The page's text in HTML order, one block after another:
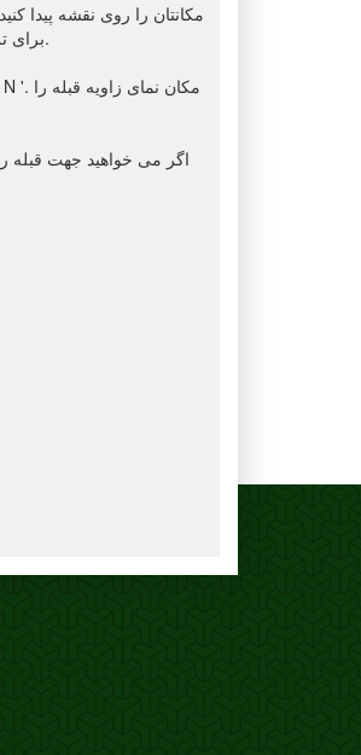
مکانتان را روی نقشه پیدا
استفاده کنید. برای دریافت تصویر ماهواره ای از محل شما, لطفا انتخاب کنید ' Sat ' از اینجا. شما می توانید از گزینه 'OSM' برای ترجیحات نقشه های مختلف استفاده کنید.
اگر می خواهید جهت قبله